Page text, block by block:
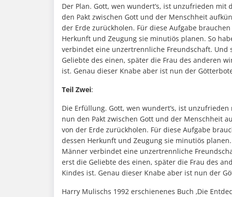
Der Plan. Gott, wen wundert’s, ist unzufrieden
den Pakt zwischen Gott und der Menschheit
der Erde zurückholen. Für diese Aufgabe
Herkunft und Zeugung sie minutiös planen. So
verbindet eine unzertrennliche Freundschaft. Und
Geliebte des einen, später die Frau des anderen
ist. Genau dieser Knabe aber ist nun der
Teil Zwei:
Die Erfüllung. Gott, wen wundert’s, ist
nun den Pakt zwischen Gott und der Menschheit
von der Erde zurückholen. Für diese Aufgabe
dessen Herkunft und Zeugung sie minutiös
Männer verbindet eine unzertrennliche
erst die Geliebte des einen, später die Frau des
Kindes ist. Genau dieser Knabe aber ist nun der
Harry Mulischs 1992 erschienenes Buch ‚Die